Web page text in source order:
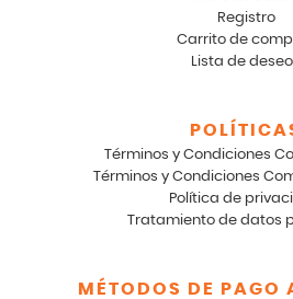
Registro
Carrito de
Lista de
Términos y Condiciones
Términos y Condiciones
Política de
Tratamiento de datos
MÉTODOS DE PAGO